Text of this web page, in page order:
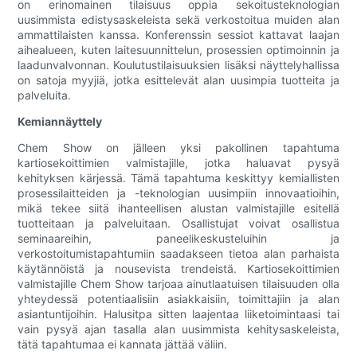
on erinomainen tilaisuus oppia sekoitusteknologian
uusimmista edistysaskeleista sekä verkostoitua muiden alan
ammattilaisten kanssa. Konferenssin sessiot kattavat laajan
aihealueen, kuten laitesuunnittelun, prosessien optimoinnin ja
laadunvalvonnan. Koulutustilaisuuksien lisäksi näyttelyhallissa
on satoja myyjiä, jotka esittelevät alan uusimpia tuotteita ja
palveluita.
Kemiannäyttely
Chem Show on jälleen yksi pakollinen tapahtuma
kartiosekoittimien valmistajille, jotka haluavat pysyä
kehityksen kärjessä. Tämä tapahtuma keskittyy kemiallisten
prosessilaitteiden ja -teknologian uusimpiin innovaatioihin,
mikä tekee siitä ihanteellisen alustan valmistajille esitellä
tuotteitaan ja palveluitaan. Osallistujat voivat osallistua
seminaareihin, paneelikeskusteluihin ja
verkostoitumistapahtumiin saadakseen tietoa alan parhaista
käytännöistä ja nousevista trendeistä. Kartiosekoittimien
valmistajille Chem Show tarjoaa ainutlaatuisen tilaisuuden olla
yhteydessä potentiaalisiin asiakkaisiin, toimittajiin ja alan
asiantuntijoihin. Halusitpa sitten laajentaa liiketoimintaasi tai
vain pysyä ajan tasalla alan uusimmista kehitysaskeleista,
tätä tapahtumaa ei kannata jättää väliin.